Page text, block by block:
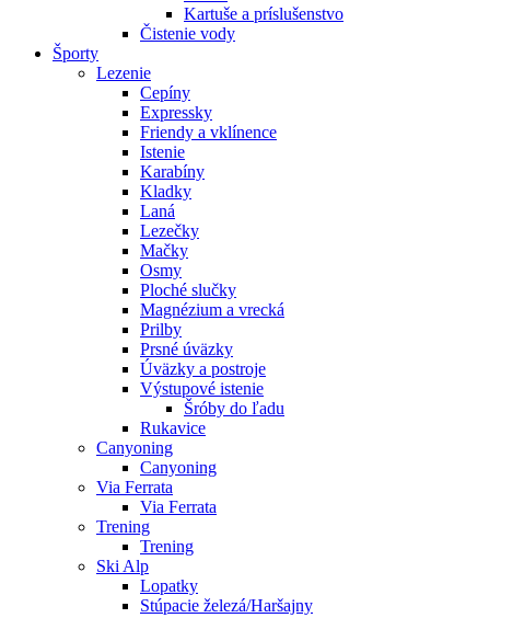
Kartuše a príslušenstvo
Čistenie vody
Športy
Lezenie
Cepíny
Expressky
Friendy a vklínence
Istenie
Karabíny
Kladky
Laná
Lezečky
Mačky
Osmy
Ploché slučky
Magnézium a vrecká
Prilby
Prsné úväzky
Úväzky a postroje
Výstupové istenie
Šróby do ľadu
Rukavice
Canyoning
Canyoning
Via Ferrata
Via Ferrata
Trening
Trening
Ski Alp
Lopatky
Stúpacie železá/Haršajny